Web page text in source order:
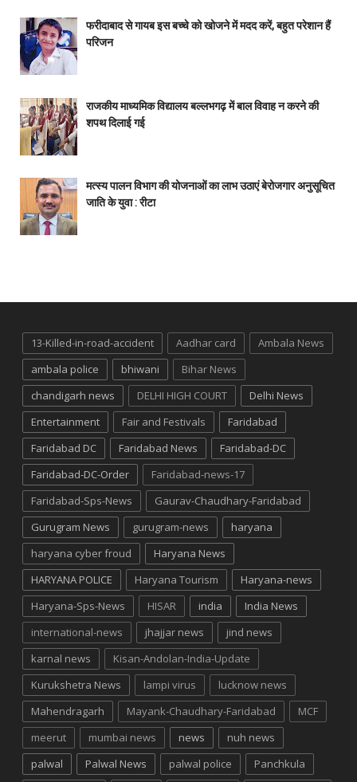
फरीदाबाद से गायब इस बच्चे को खोजने में मदद करें, बहुत परेशान हैं
परिजन
राजकीय माध्यमिक विद्यालय बल्लभगढ़ में बाल विवाह न करने की
शपथ दिलाई गई
मत्स्य पालन विभाग की योजनाओं का लाभ उठाएं बेरोजगार अनुसूचित
जाति के युवा : रीटा
13-Killed-in-road-accident Aadhar card
Ambala News
ambala police
bhiwani
Bihar News
chandigarh news
DELHI HIGH COURT
Delhi News
Entertainment
Fair and Festivals
Faridabad
Faridabad DC
Faridabad News
Faridabad-DC
Faridabad-DC-Order
Faridabad-news-17
Faridabad-Sps-News
Gaurav-Chaudhary-Faridabad
Gurugram News
gurugram-news
haryana
haryana cyber froud
Haryana News
HARYANA POLICE
Haryana Tourism
Haryana-news
Haryana-Sps-News
HISAR india
India News
international-news
jhajjar news
jind news
karnal news
Kisan-Andolan-India-Update
Kurukshetra News
lampi virus
lucknow news
Mahendragarh
Mayank-Chaudhary-Faridabad
MCF
meerut
mumbai news news
nuh news
palwal
Palwal News palwal police Panchkula